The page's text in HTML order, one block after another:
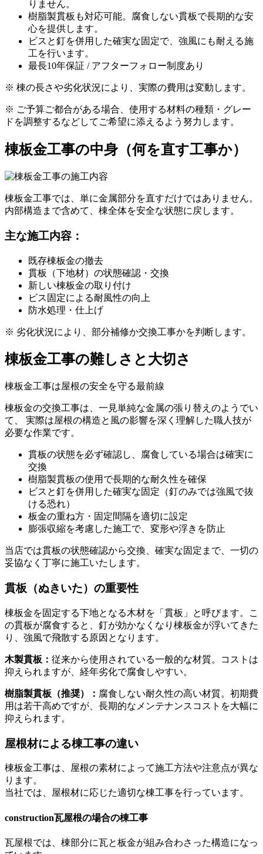
りません。
樹脂製貫板も対応可能。腐食しない貫板で長期的な安
心を提供します。
ビスと釘を併用した確実な固定で、強風にも耐える施
工を行います。
最長10年保証 / アフターフォロー制度あり
※ 棟の長さや劣化状況により、実際の費用は変動します。
※ ご予算ご都合がある場合、使用する材料の種類・グレー
ドを調整するなどしてご希望に添えるよう努力します。
棟板金工事の中身 （何を直す工事か）
棟板金工事では、単に金属部分を直すだけではありません。
内部構造まで含めて、棟全体を安全な状態に戻します。
主な施工内容：
既存棟板金の撤去
貫板（下地材）の状態確認・交換
新しい棟板金の取り付け
ビス固定による耐風性の向上
防水処理・仕上げ
※ 劣化状況により、部分補修か交換工事かを判断します。
棟板金工事の難しさと大切さ
棟板金工事は屋根の安全を守る最前線
棟板金の交換工事は、一見単純な金属の張り替えのようでい
て、 実際は屋根の構造と風の影響を深く理解した職人技が
必要な作業です。
貫板の状態を必ず確認し、腐食している場合は確実に
交換
樹脂製貫板の使用で長期的な耐久性を確保
ビスと釘を併用した確実な固定（釘のみでは強風で抜
ける恐れ）
板金の重ね方・固定間隔を適切に設定
膨張収縮を考慮した施工で、変形や浮きを防止
当店では貫板の状態確認から交換、確実な固定まで、一切の
妥協なく丁寧に施工いたします。
貫板（ぬきいた）の重要性
棟板金を固定する下地となる木材を「 貫板 」と呼びます。こ
の貫板が腐食すると、釘が効かなくなり棟板金が浮いてきた
り、強風で飛散する原因となります。
木製貫板： 従来から使用されている一般的な材質。コストは
抑えられますが、経年劣化で腐食しやすい。
樹脂製貫板（推奨）： 腐食しない耐久性の高い材質。初期費
用は若干高めですが、長期的なメンテナンスコストを大幅に
抑えられます。
屋根材による棟工事の違い
棟板金工事は、屋根の素材によって施工方法や注意点が異な
ります。
当社では、屋根材に応じた適切な棟工事を行っています。
construction瓦屋根の場合の棟工事
瓦屋根では、棟部分に瓦と板金が組み合わさった構造になっ